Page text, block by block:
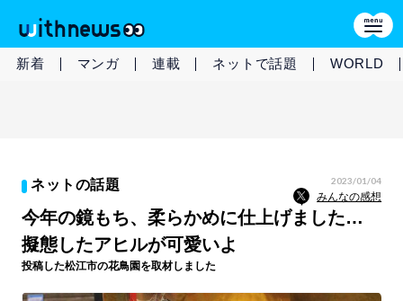
新着 マンガ 連載 ネットで話題 WORLD
ネットの話題 2023/01/04
みんなの感想
今年の鏡もち、柔らかめに仕上げました…
擬態したアヒルが可愛いよ
投稿した松江市の花鳥園を取材しました